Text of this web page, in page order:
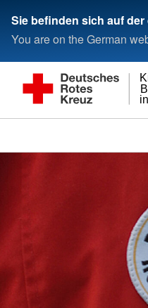
Sie befinden sich auf
You are on the German